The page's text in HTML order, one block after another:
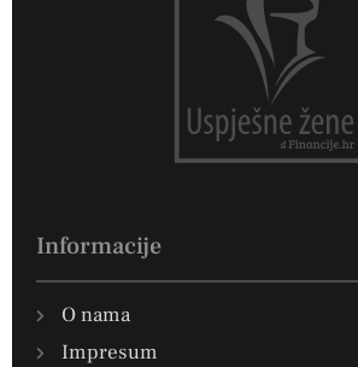
Informacije
O nama
Impresum